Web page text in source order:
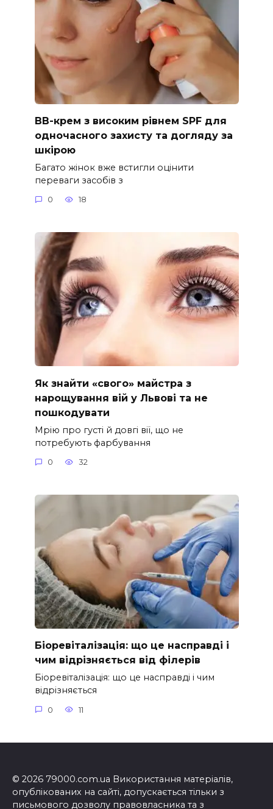
ВВ-крем з високим рівнем SPF для
одночасного захисту та догляду за
шкірою
Багато жінок вже встигли оцінити
переваги засобів з
0 18
Як знайти «свого» майстра з
нарощування вій у Львові та не
пошкодувати
Мрію про густі й довгі вії, що не
потребують фарбування
0 32
Біоревіталізація: що це насправді і
чим відрізняється від філерів
Біоревіталізація: що це насправді і чим
відрізняється
0 11
© 2026 79000.com.ua Використання матеріалів,
опублікованих на сайті, допускається тільки з
письмового дозволу правовласника та з